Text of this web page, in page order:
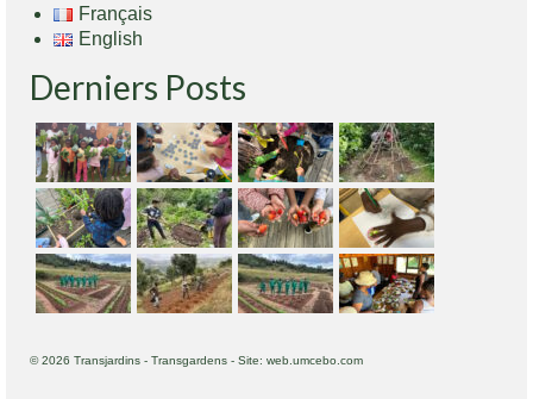
Français
English
Derniers Posts
© 2026 Transjardins - Transgardens - Site: web.umcebo.com